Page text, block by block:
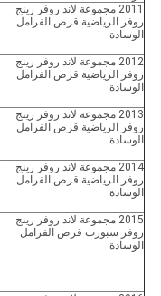
2011 مجموعة لاند روفر رينج
روفر الرياضية قرص الفرامل
الوسادة
2012 مجموعة لاند روفر رينج
روفر الرياضية قرص الفرامل
الوسادة
2013 مجموعة لاند روفر رينج
روفر الرياضية قرص الفرامل
الوسادة
2014 مجموعة لاند روفر رينج
روفر الرياضية قرص الفرامل
الوسادة
2015 مجموعة لاند روفر رينج
روفر سبورت قرص الفرامل
الوسادة